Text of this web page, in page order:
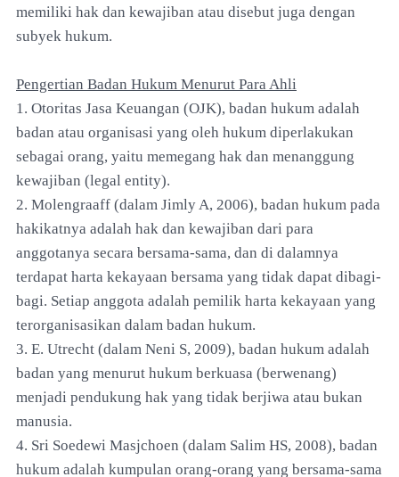
memiliki hak dan kewajiban atau disebut juga dengan
subyek hukum.
Pengertian Badan Hukum Menurut Para Ahli
1. Otoritas Jasa Keuangan (OJK), badan hukum adalah
badan atau organisasi yang oleh hukum diperlakukan
sebagai orang, yaitu memegang hak dan menanggung
kewajiban (legal entity).
2. Molengraaff (dalam Jimly A, 2006), badan hukum pada
hakikatnya adalah hak dan kewajiban dari para
anggotanya secara bersama-sama, dan di dalamnya
terdapat harta kekayaan bersama yang tidak dapat dibagi-
bagi. Setiap anggota adalah pemilik harta kekayaan yang
terorganisasikan dalam badan hukum.
3. E. Utrecht (dalam Neni S, 2009), badan hukum adalah
badan yang menurut hukum berkuasa (berwenang)
menjadi pendukung hak yang tidak berjiwa atau bukan
manusia.
4. Sri Soedewi Masjchoen (dalam Salim HS, 2008), badan
hukum adalah kumpulan orang-orang yang bersama-sama